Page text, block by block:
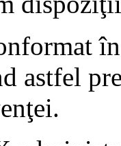
astfel